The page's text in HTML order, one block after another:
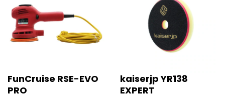
FunCruise RSE-EVO
PRO
kaiserjp YR138
EXPERT